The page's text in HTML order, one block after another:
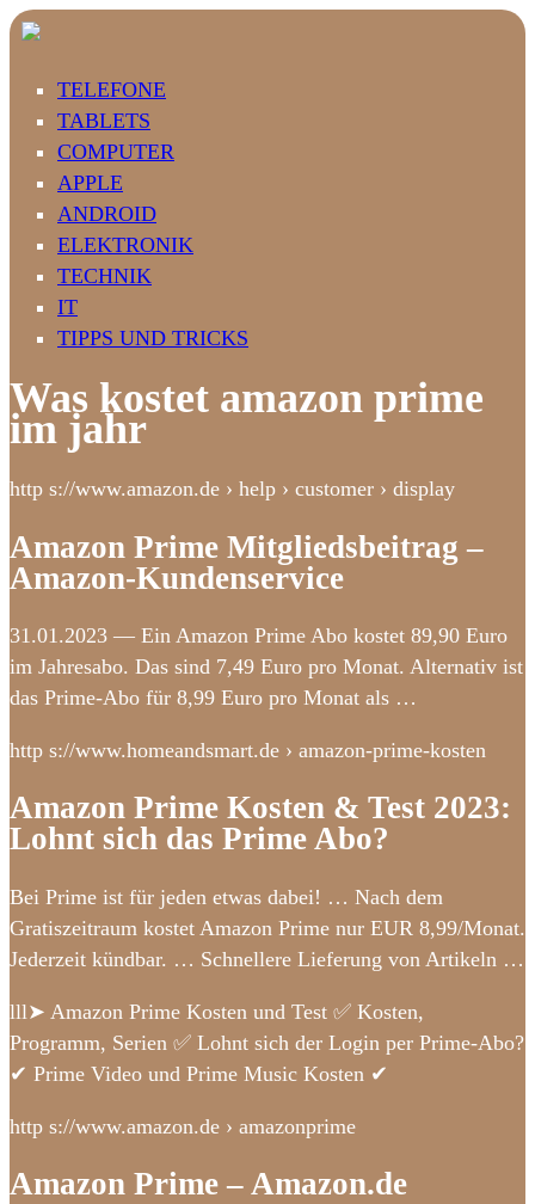
TELEFONE
TABLETS
COMPUTER
APPLE
ANDROID
ELEKTRONIK
TECHNIK
IT
TIPPS UND TRICKS
Was kostet amazon prime
im jahr
http s://www.amazon.de › help › customer › display
Amazon Prime Mitgliedsbeitrag –
Amazon-Kundenservice
31.01.2023 — Ein Amazon Prime Abo kostet 89,90 Euro
im Jahresabo. Das sind 7,49 Euro pro Monat. Alternativ ist
das Prime-Abo für 8,99 Euro pro Monat als …
http s://www.homeandsmart.de › amazon-prime-kosten
Amazon Prime Kosten & Test 2023:
Lohnt sich das Prime Abo?
Bei Prime ist für jeden etwas dabei! … Nach dem
Gratiszeitraum kostet Amazon Prime nur EUR 8,99/Monat.
Jederzeit kündbar. … Schnellere Lieferung von Artikeln …
lll➤ Amazon Prime Kosten und Test ✅ Kosten,
Programm, Serien ✅ Lohnt sich der Login per Prime-Abo?
✔ Prime Video und Prime Music Kosten ✔
http s://www.amazon.de › amazonprime
Amazon Prime – Amazon.de